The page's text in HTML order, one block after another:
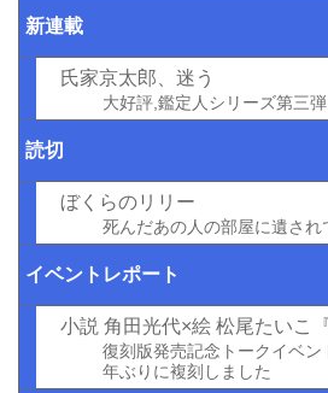
新連載
氏家京太郎、迷う
大好評,鑑定人シリーズ第三弾
読切
ぼくらのリリー
死んだあの人の部屋に遺され
イベントレポート
小説 角田光代×絵 松尾たいこ
復刻版発売記念トークイベ
年ぶりに複刻しました